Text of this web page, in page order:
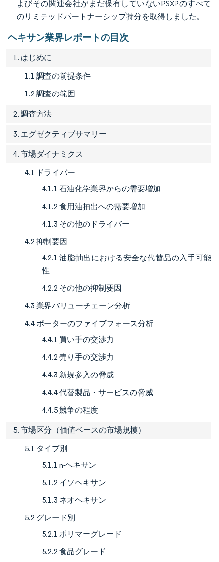
よびその関連会社がまだ保有していないPSXPのすべて
のリミテッドパートナーシップ持分を取得しました。
ヘキサン業界レポートの目次
1. はじめに
1.1 調査の前提条件
1.2 調査の範囲
2. 調査方法
3. エグゼクティブサマリー
4. 市場ダイナミクス
4.1 ドライバー
4.1.1 石油化学業界からの需要増加
4.1.2 食用油抽出への需要増加
4.1.3 その他のドライバー
4.2 抑制要因
4.2.1 油脂抽出における安全な代替品の入手可能
性
4.2.2 その他の抑制要因
4.3 業界バリューチェーン分析
4.4 ポーターのファイブフォース分析
4.4.1 買い手の交渉力
4.4.2 売り手の交渉力
4.4.3 新規参入の脅威
4.4.4 代替製品・サービスの脅威
4.4.5 競争の程度
5. 市場区分（価値ベースの市場規模）
5.1 タイプ別
5.1.1 n-ヘキサン
5.1.2 イソヘキサン
5.1.3 ネオヘキサン
5.2 グレード別
5.2.1 ポリマーグレード
5.2.2 食品グレード